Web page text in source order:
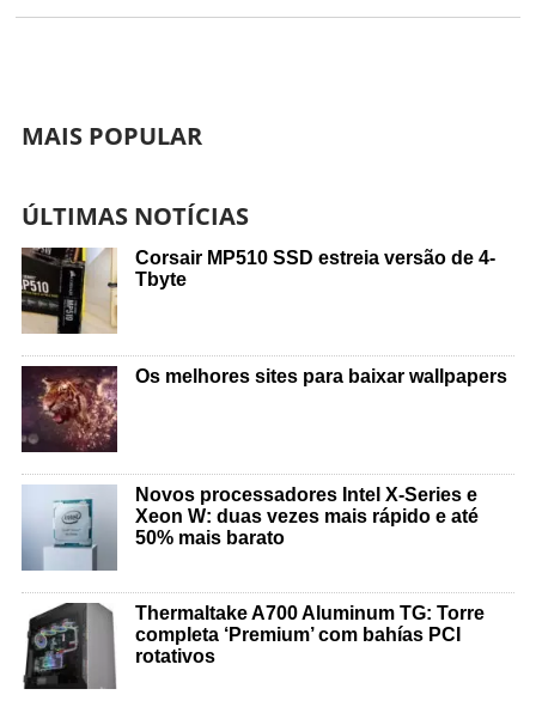
MAIS POPULAR
ÚLTIMAS NOTÍCIAS
Corsair MP510 SSD estreia versão de 4-
Tbyte
Os melhores sites para baixar wallpapers
Novos processadores Intel X-Series e
Xeon W: duas vezes mais rápido e até
50% mais barato
Thermaltake A700 Aluminum TG: Torre
completa ‘Premium’ com bahías PCI
rotativos